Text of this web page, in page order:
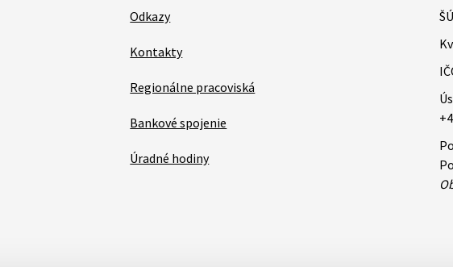
Odkazy
Kontakty
Regionálne pracoviská
Bankové spojenie
Úradné hodiny